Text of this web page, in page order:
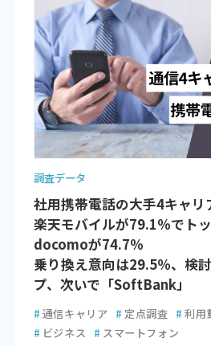
調査データ
社用携帯電話の大手4キャリ
楽天モバイルが79.1％でト
docomoが74.7％
乗り換え意向は29.5％、検
プ、次いで「SoftBank」
# 通信キャリア # 定点調査 # 利用
# ビジネス # スマートフォン